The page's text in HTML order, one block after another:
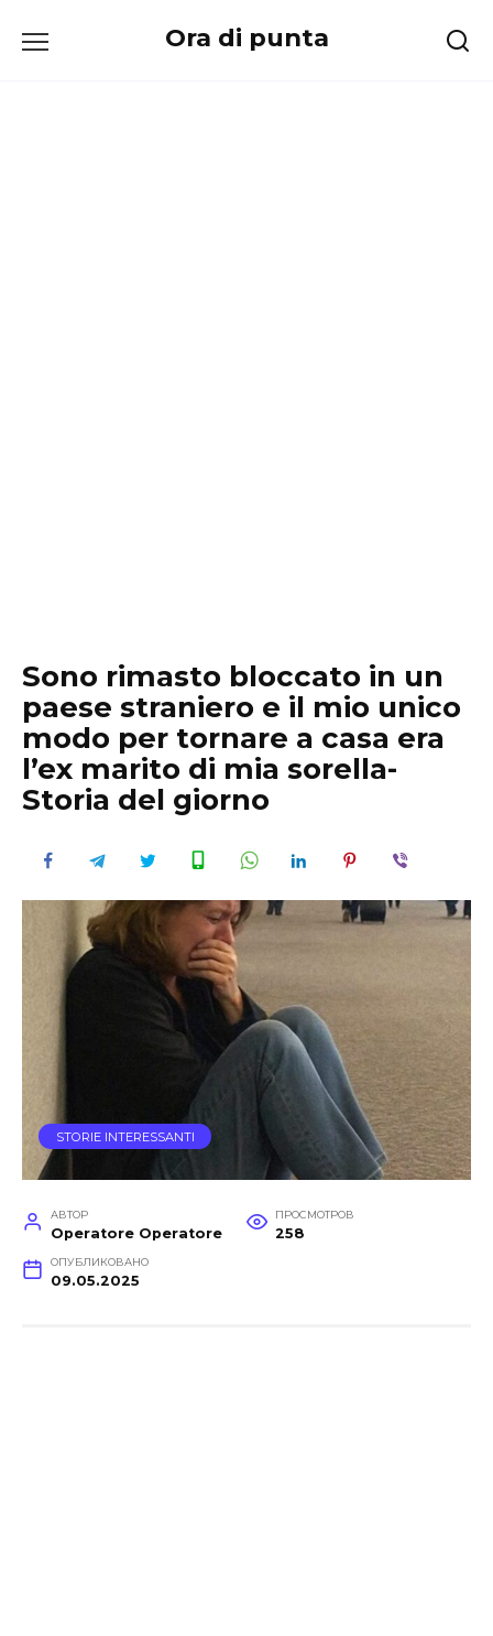
Ora di punta
Sono rimasto bloccato in un
paese straniero e il mio unico
modo per tornare a casa era
l’ex marito di mia sorella-
Storia del giorno
STORIE INTERESSANTI
АВТОР
Operatore Operatore
ПРОСМОТРОВ
258
ОПУБЛИКОВАНО
09.05.2025